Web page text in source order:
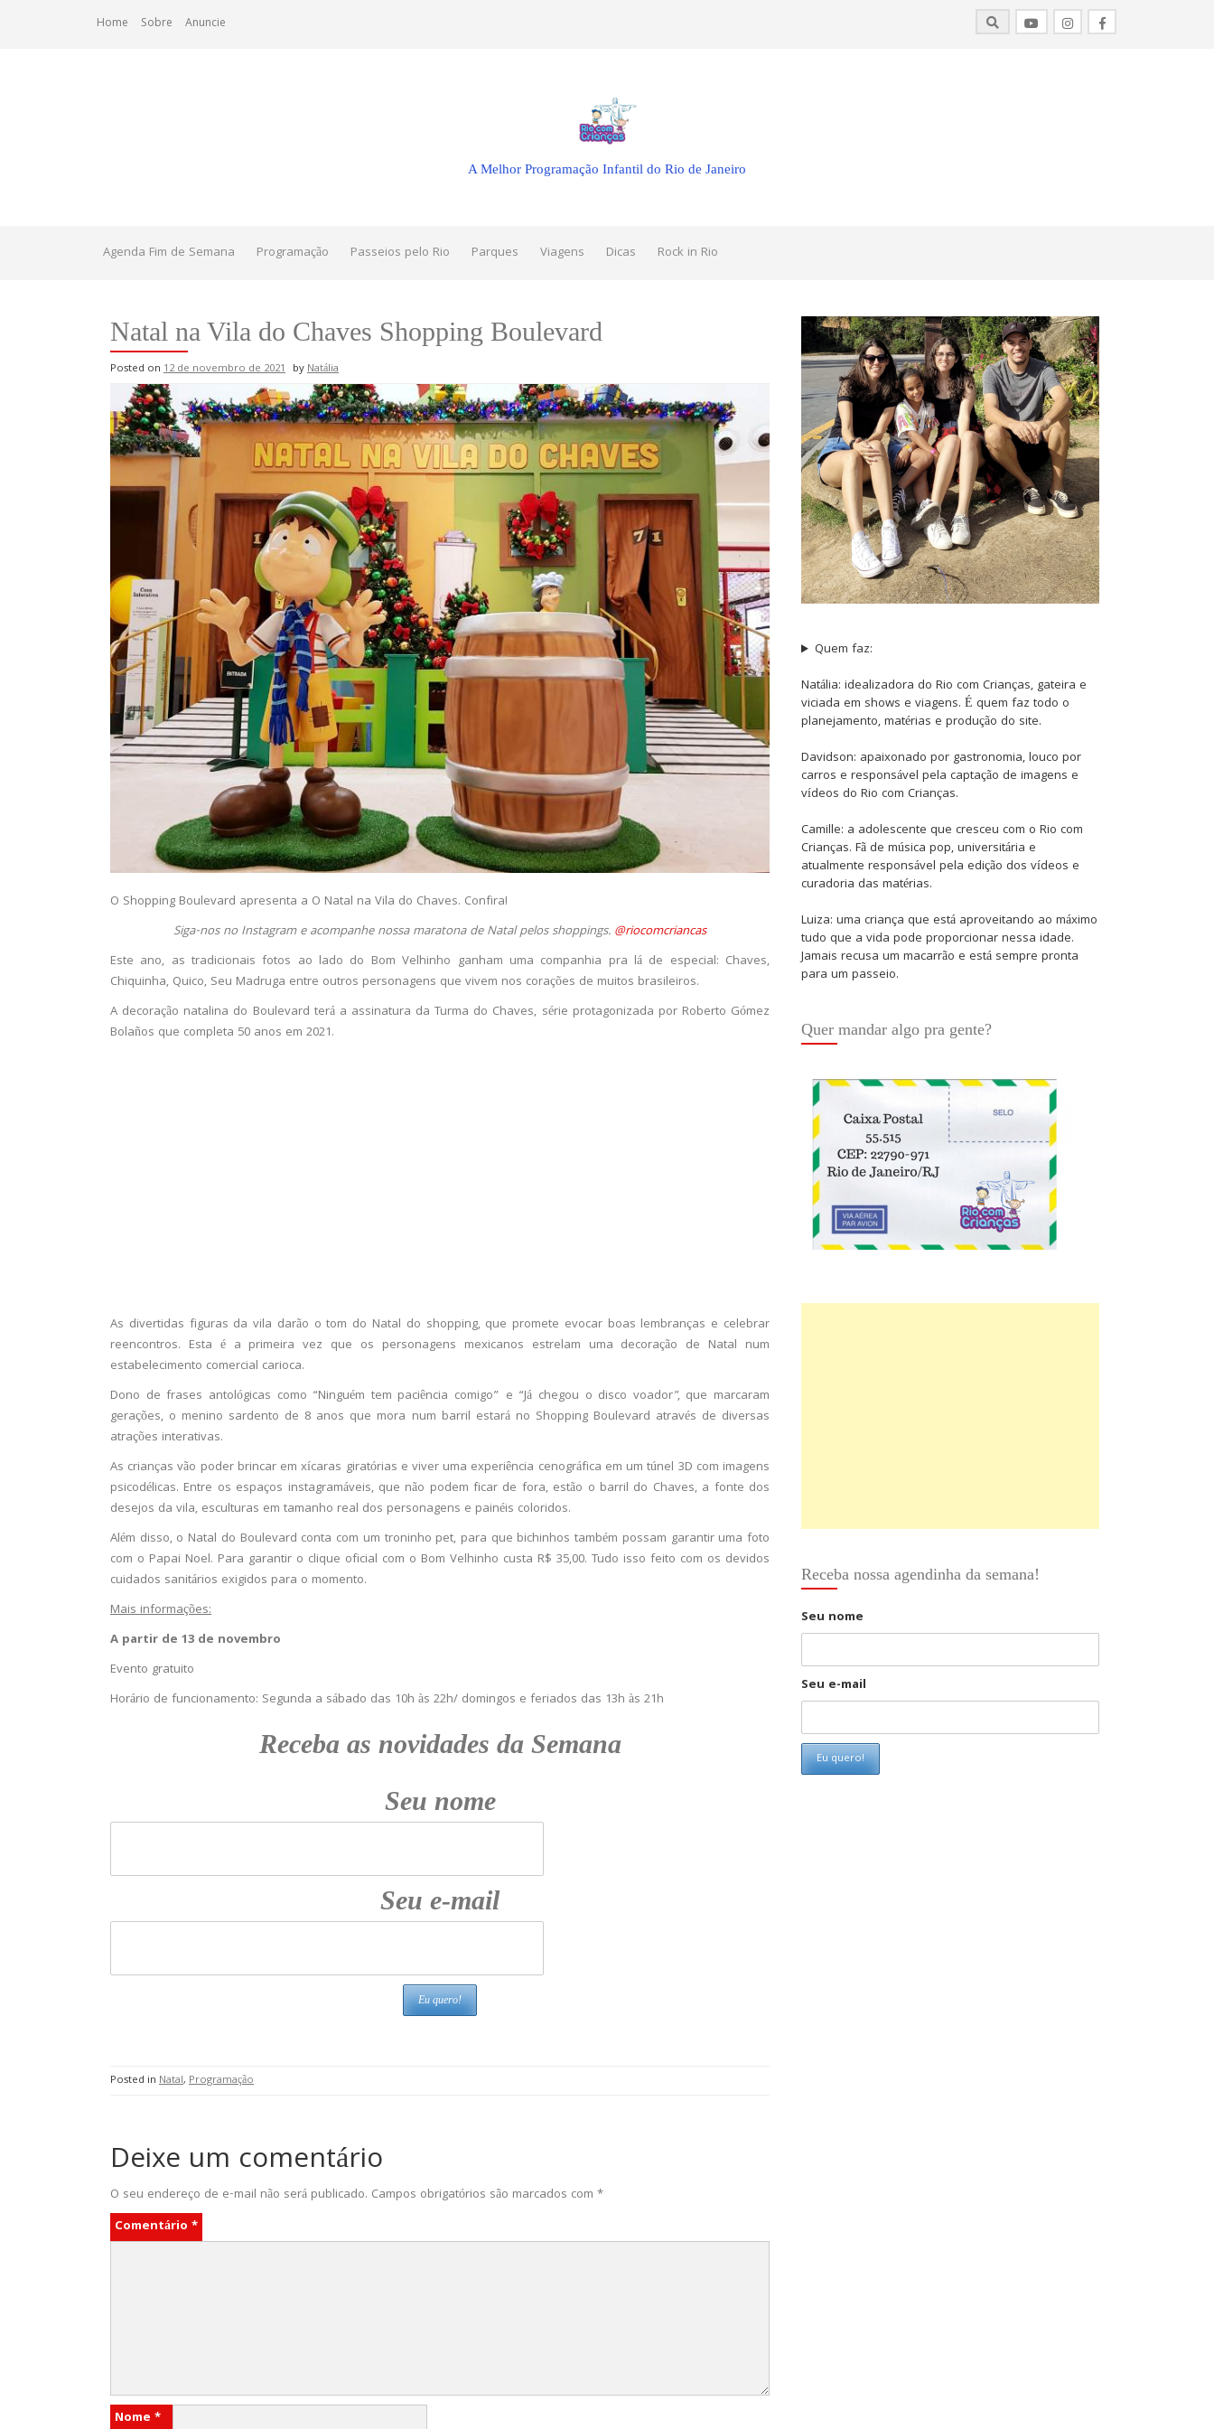
Home Sobre Anuncie
A Melhor Programação Infantil do Rio de Janeiro
Agenda Fim de Semana Programação Passeios pelo Rio Parques Viagens Dicas Rock in Rio
Natal na Vila do Chaves Shopping Boulevard
Posted on 12 de novembro de 2021 byNatália
O Shopping Boulevard apresenta a O Natal na Vila do Chaves. Confira!
Siga-nos no Instagram e acompanhe nossa maratona de Natal pelos shoppings. @riocomcriancas
Este ano, as tradicionais fotos ao lado do Bom Velhinho ganham uma companhia pra lá de especial: Chaves,
Chiquinha, Quico, Seu Madruga entre outros personagens que vivem nos corações de muitos brasileiros.
A decoração natalina do Boulevard terá a assinatura da Turma do Chaves, série protagonizada por Roberto Gómez
Bolaños que completa 50 anos em 2021.
As divertidas figuras da vila darão o tom do Natal do shopping, que promete evocar boas lembranças e celebrar
reencontros. Esta é a primeira vez que os personagens mexicanos estrelam uma decoração de Natal num
estabelecimento comercial carioca.
Dono de frases antológicas como “Ninguém tem paciência comigo” e “Já chegou o disco voador”, que marcaram
gerações, o menino sardento de 8 anos que mora num barril estará no Shopping Boulevard através de diversas
atrações interativas.
As crianças vão poder brincar em xícaras giratórias e viver uma experiência cenográfica em um túnel 3D com imagens
psicodélicas. Entre os espaços instagramáveis, que não podem ficar de fora, estão o barril do Chaves, a fonte dos
desejos da vila, esculturas em tamanho real dos personagens e painéis coloridos.
Além disso, o Natal do Boulevard conta com um troninho pet, para que bichinhos também possam garantir uma foto
com o Papai Noel. Para garantir o clique oficial com o Bom Velhinho custa R$ 35,00. Tudo isso feito com os devidos
cuidados sanitários exigidos para o momento.
Mais informações:
A partir de 13 de novembro
Evento gratuito
Horário de funcionamento: Segunda a sábado das 10h às 22h/ domingos e feriados das 13h às 21h
Receba as novidades da Semana
Seu nome
Seu e-mail
Posted in Natal, Programação
Deixe um comentário
O seu endereço de e-mail não será publicado. Campos obrigatórios são marcados com *
Comentário *
Nome *
Quem faz:
Natália: idealizadora do Rio com Crianças, gateira e
viciada em shows e viagens. É quem faz todo o
planejamento, matérias e produção do site.
Davidson: apaixonado por gastronomia, louco por
carros e responsável pela captação de imagens e
vídeos do Rio com Crianças.
Camille: a adolescente que cresceu com o Rio com
Crianças. Fã de música pop, universitária e
atualmente responsável pela edição dos vídeos e
curadoria das matérias.
Luiza: uma criança que está aproveitando ao máximo
tudo que a vida pode proporcionar nessa idade.
Jamais recusa um macarrão e está sempre pronta
para um passeio.
Quer mandar algo pra gente?
Receba nossa agendinha da semana!
Seu nome
Seu e-mail